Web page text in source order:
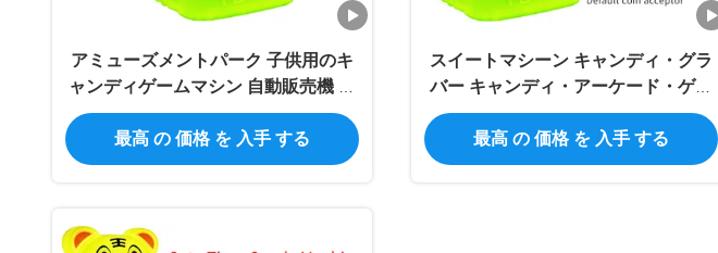
アミューズメントパーク 子供用のキ
ャンディゲームマシン 自動販売機 ア
ークードマシン
最高 の 価格 を 入手 する
スイートマシーン キャンディ・グラ
バー キャンディ・アーケード・ゲー
ム キュートマウス カラフル・キャン
ディ・ディスペンサー
最高 の 価格 を 入手 する